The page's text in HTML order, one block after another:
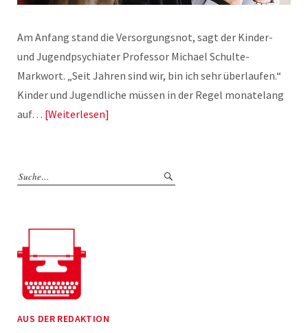
Am Anfang stand die Versorgungsnot, sagt der Kinder-
und Jugendpsychiater Professor Michael Schulte-
Markwort. „Seit Jahren sind wir, bin ich sehr überlaufen.“
Kinder und Jugendliche müssen in der Regel monatelang
auf… Weiterlesen
AUS DER REDAKTION